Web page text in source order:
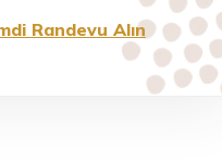
Randevu Alın